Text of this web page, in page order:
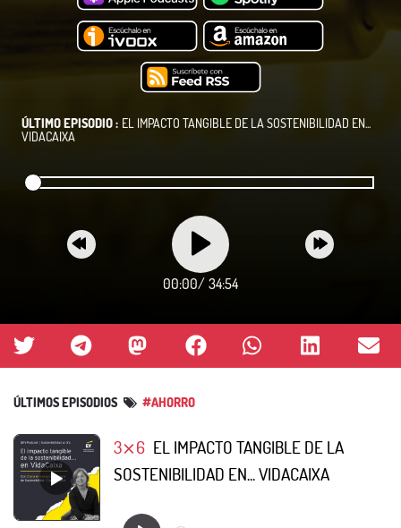
ÚLTIMO EPISODIO : EL IMPACTO TANGIBLE DE LA SOSTENIBILIDAD EN...
VIDACAIXA
00:00/ 34:54
ÚLTIMOS EPISODIOS #AHORRO
3⨯6 EL IMPACTO TANGIBLE DE LA
SOSTENIBILIDAD EN... VIDACAIXA